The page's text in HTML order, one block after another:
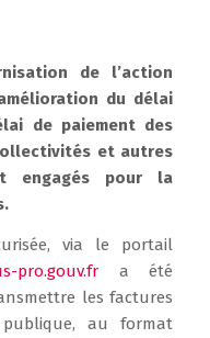
de l’action
du délai
de paiement des
et autres
engagés pour la
via le portail
pro.gouv.fr a été
les factures
au format